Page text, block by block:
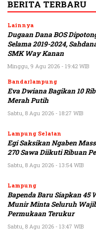
BERITA TERBARU
Lainnya
Dugaan Dana BOS
Selama 2019-2024,
SMK Way Kanan
Minggu, 9 Agu 2026 - 19:42 WIB
Bandarlampung
Eva Dwiana Bagikan 10
Merah Putih
Sabtu, 8 Agu 2026 - 18:27 WIB
Lampung Selatan
Egi Saksikan Ngaben
270 Sawa Diikuti Ribuan
Sabtu, 8 Agu 2026 - 13:54 WIB
Lampung
Bapenda Baru Siapkan 45
Munir Minta Seluruh
Permukaan Terukur
Sabtu, 8 Agu 2026 - 13:47 WIB